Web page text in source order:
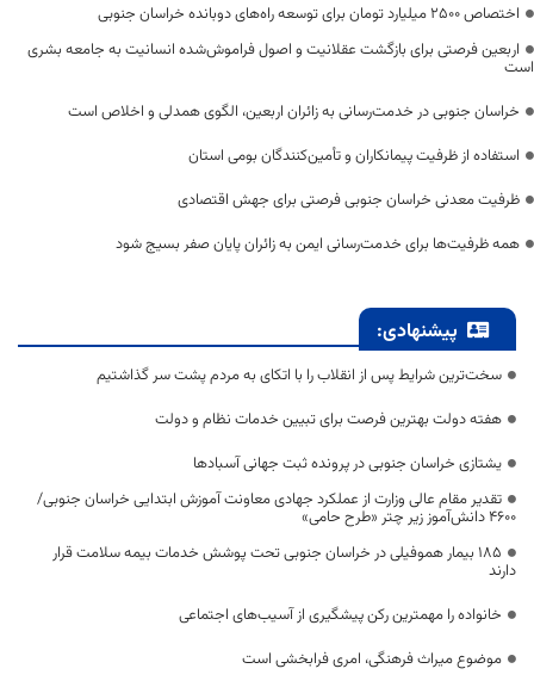
اختصاص 2500 میلیارد تومان برای توسعه راه‌های دوبانده خراسان جنوبی
اربعین فرصتی برای بازگشت عقلانیت و اصول فراموش‌شده انسانیت به جامعه بشری
است
خراسان جنوبی در خدمت‌رسانی به زائران اربعین، الگوی همدلی و اخلاص است
استفاده از ظرفیت پیمانکاران و تأمین‌کنندگان بومی استان
ظرفیت معدنی خراسان جنوبی فرصتی برای جهش اقتصادی
همه ظرفیت‌ها برای خدمت‌رسانی ایمن به زائران پایان صفر بسیج شود
پیشنهادی:
سخت‌ترین شرایط پس از انقلاب را با اتکای به مردم پشت سر گذاشتیم
هفته دولت بهترین فرصت برای تبیین خدمات نظام و دولت
یشتازی خراسان جنوبی در پرونده ثبت جهانی آسبادها
تقدیر مقام عالی وزارت از عملکرد جهادی معاونت آموزش ابتدایی خراسان جنوبی/
۴۶۰۰ دانش‌آموز زیر چتر «طرح حامی»
۱۸۵ بیمار هموفیلی در خراسان جنوبی تحت پوشش خدمات بیمه سلامت قرار
دارند
خانواده را مهمترین رکن پیشگیری از آسیب‌های اجتماعی
موضوع میراث فرهنگی، امری فرابخشی است